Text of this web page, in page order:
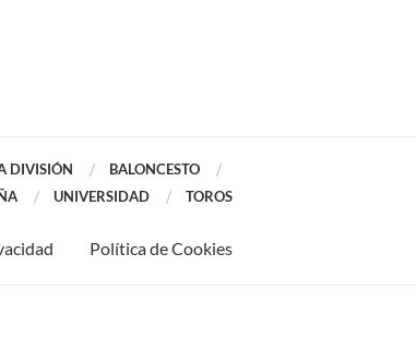
DIVISIÓN
BALONCESTO
UNIVERSIDAD TOROS
Política de Cookies